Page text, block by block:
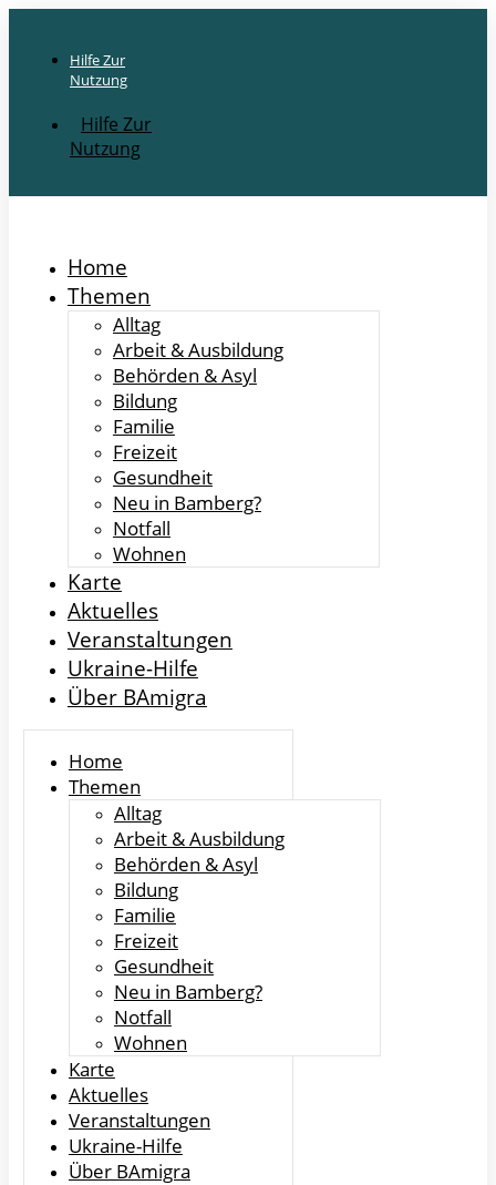
Hilfe Zur
Nutzung
Hilfe Zur
Nutzung
Home
Themen
Alltag
Arbeit & Ausbildung
Behörden & Asyl
Bildung
Familie
Freizeit
Gesundheit
Neu in Bamberg?
Notfall
Wohnen
Karte
Aktuelles
Veranstaltungen
Ukraine-Hilfe
Über BAmigra
Home
Themen
Alltag
Arbeit & Ausbildung
Behörden & Asyl
Bildung
Familie
Freizeit
Gesundheit
Neu in Bamberg?
Notfall
Wohnen
Karte
Aktuelles
Veranstaltungen
Ukraine-Hilfe
Über BAmigra